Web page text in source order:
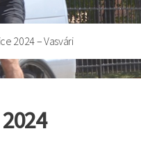
2024 – Vasvári